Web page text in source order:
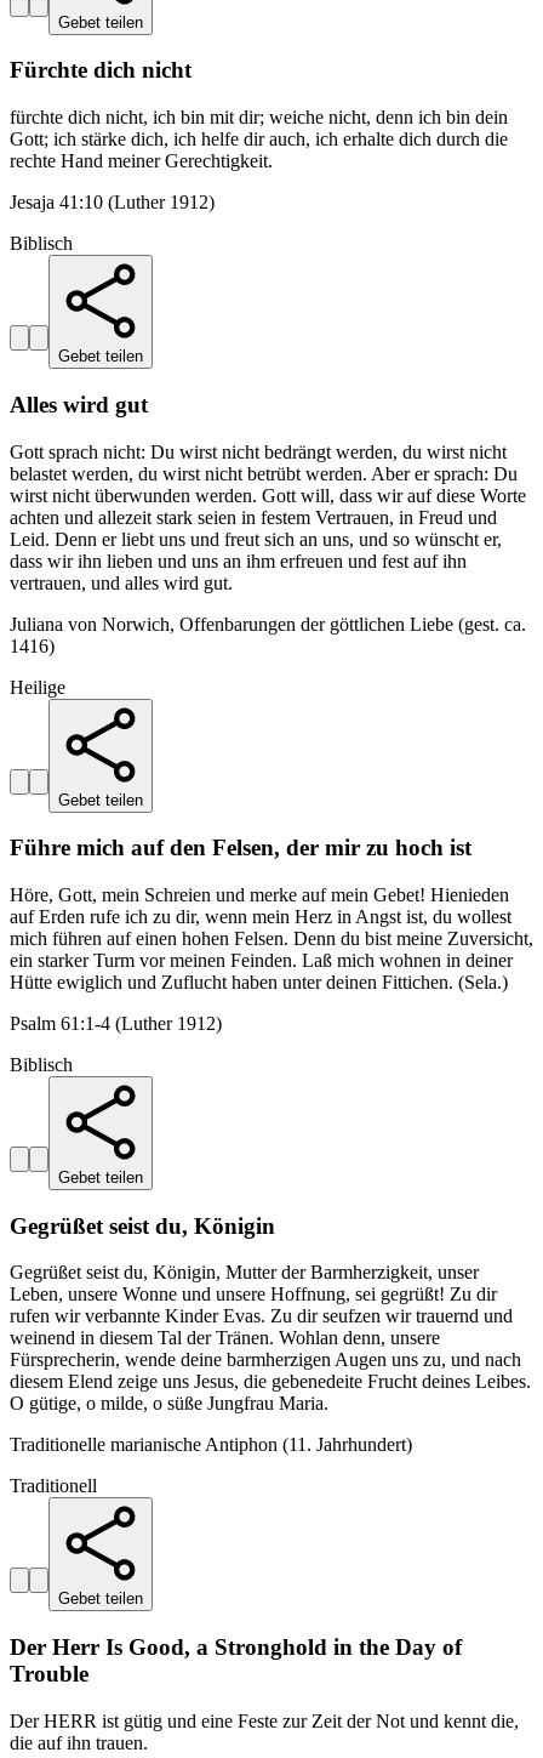
Gebet teilen
Fürchte dich nicht
fürchte dich nicht, ich bin mit dir; weiche nicht, denn ich bin dein
Gott; ich stärke dich, ich helfe dir auch, ich erhalte dich durch die
rechte Hand meiner Gerechtigkeit.
Jesaja 41:10 (Luther 1912)
Biblisch
Gebet teilen
Alles wird gut
Gott sprach nicht: Du wirst nicht bedrängt werden, du wirst nicht
belastet werden, du wirst nicht betrübt werden. Aber er sprach: Du
wirst nicht überwunden werden. Gott will, dass wir auf diese Worte
achten und allezeit stark seien in festem Vertrauen, in Freud und
Leid. Denn er liebt uns und freut sich an uns, und so wünscht er,
dass wir ihn lieben und uns an ihm erfreuen und fest auf ihn
vertrauen, und alles wird gut.
Juliana von Norwich, Offenbarungen der göttlichen Liebe (gest. ca.
1416)
Heilige
Gebet teilen
Führe mich auf den Felsen, der mir zu hoch ist
Höre, Gott, mein Schreien und merke auf mein Gebet! Hienieden
auf Erden rufe ich zu dir, wenn mein Herz in Angst ist, du wollest
mich führen auf einen hohen Felsen. Denn du bist meine Zuversicht,
ein starker Turm vor meinen Feinden. Laß mich wohnen in deiner
Hütte ewiglich und Zuflucht haben unter deinen Fittichen. (Sela.)
Psalm 61:1-4 (Luther 1912)
Biblisch
Gebet teilen
Gegrüßet seist du, Königin
Gegrüßet seist du, Königin, Mutter der Barmherzigkeit, unser
Leben, unsere Wonne und unsere Hoffnung, sei gegrüßt! Zu dir
rufen wir verbannte Kinder Evas. Zu dir seufzen wir trauernd und
weinend in diesem Tal der Tränen. Wohlan denn, unsere
Fürsprecherin, wende deine barmherzigen Augen uns zu, und nach
diesem Elend zeige uns Jesus, die gebenedeite Frucht deines Leibes.
O gütige, o milde, o süße Jungfrau Maria.
Traditionelle marianische Antiphon (11. Jahrhundert)
Traditionell
Gebet teilen
Der Herr Is Good, a Stronghold in the Day of
Trouble
Der HERR ist gütig und eine Feste zur Zeit der Not und kennt die,
die auf ihn trauen.